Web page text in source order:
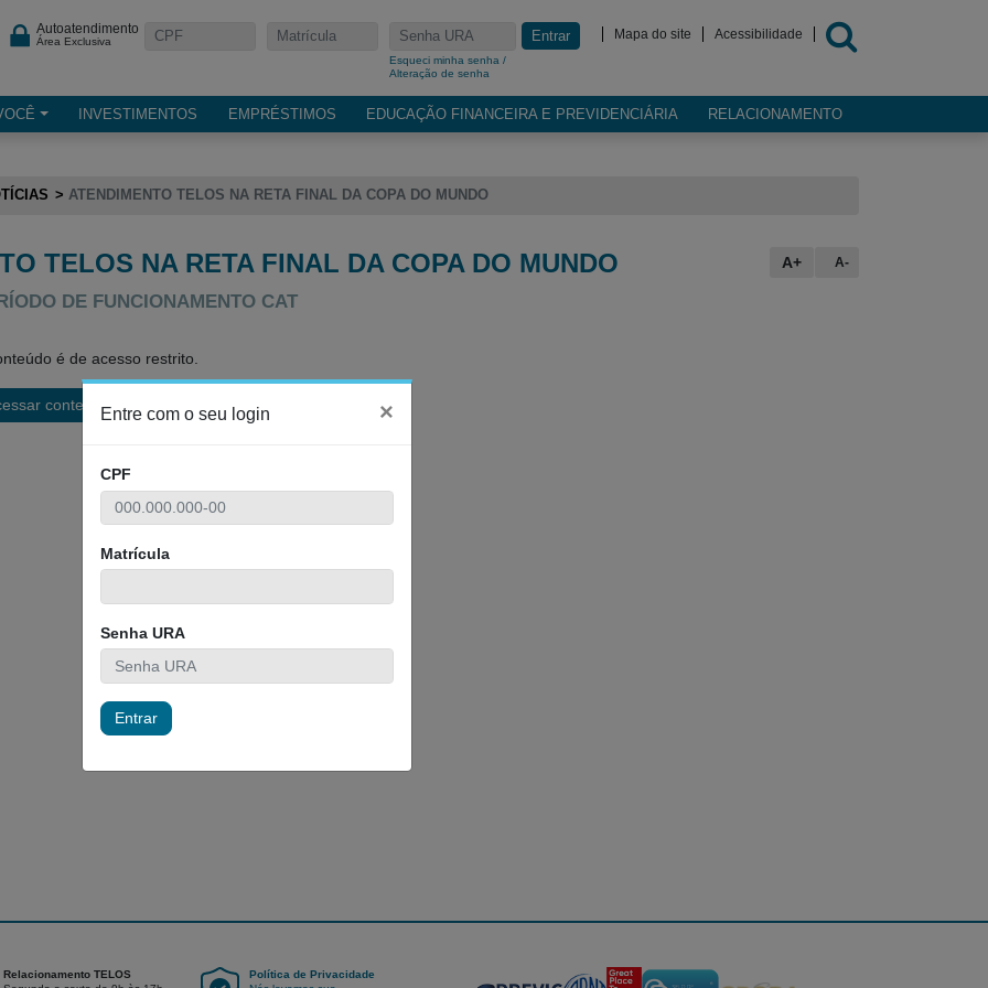
Autoatendimento
Área Exclusiva
Esqueci minha senha /
Alteração de senha
Entrar Mapa do site Acessibilidade
INVESTIMENTOS EMPRÉSTIMOS EDUCAÇÃO FINANCEIRA E PREVIDENCIÁRIA RELACIONAMENTO
ATENDIMENTO TELOS NA RETA FINAL DA COPA DO MUNDO
TELOS NA RETA FINAL DA COPA DO MUNDO
DE FUNCIONAMENTO CAT
A+ A-
é de acesso restrito.
conteúdo
Relacionamento TELOS
Política de Privacidade
Entre com o seu login ×
CPF
Matrícula
Senha URA
Entrar